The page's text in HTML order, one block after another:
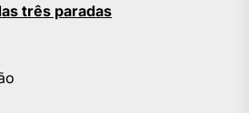
três paradas